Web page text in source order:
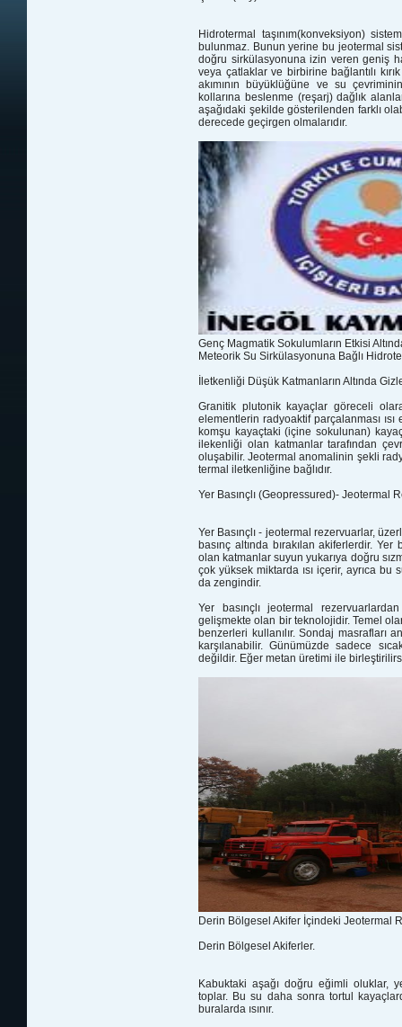
Hidrotermal taşınım(konveksiyon)
bulunmaz. Bunun yerine bu jeotermal
doğru sirkülasyonuna izin veren geniş
veya çatlaklar ve birbirine bağlantılı
akımının büyüklüğüne ve su
kollarına beslenme (reşarj) dağlık
aşağıdaki şekilde gösterilenden farklı
derecede geçirgen olmalarıdır.
Genç Magmatik Sokulumların Etkisi
Meteorik Su Sirkülasyonuna Bağlı
İletkenliği Düşük Katmanların Altında
Granitik plutonik kayaçlar göreceli
elementlerin radyoaktif parçalanması ısı
komşu kayaçtaki (içine sokulunan)
ilekenliği olan katmanlar tarafından
oluşabilir. Jeotermal anomalinin şekli
termal iletkenliğine bağlıdır.
Yer Basınçlı (Geopressured)- Jeotermal
Yer Basınçlı - jeotermal rezervuarlar,
basınç altında bırakılan akiferlerdir.
olan katmanlar suyun yukarıya doğru
çok yüksek miktarda ısı içerir, ayrıca bu
da zengindir.
Yer basınçlı jeotermal
gelişmekte olan bir teknolojidir. Temel
benzerleri kullanılır. Sondaj masrafları
karşılanabilir. Günümüzde sadece
değildir. Eğer metan üretimi ile
Derin Bölgesel Akifer İçindeki Jeotermal
Derin Bölgesel Akiferler.
Kabuktaki aşağı doğru eğimli oluklar,
toplar. Bu su daha sonra tortul
buralarda ısınır.